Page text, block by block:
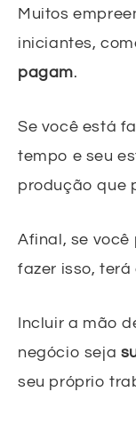
Muitos
iniciantes,
pagam.
Se você está
tempo e seu
produção que
Afinal, se
fazer isso,
Incluir a mão
negócio seja
seu próprio